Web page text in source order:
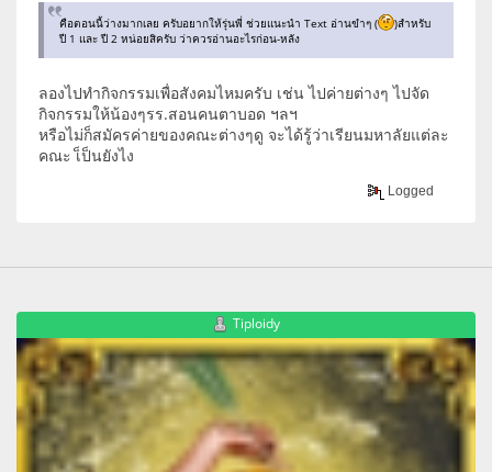
คือตอนนี้ว่างมากเลย ครับอยากให้รุ่นพี่ ช่วยแนะนำ Text อ่านขำๆ (
)สำหรับ
ปี 1 และ ปี 2 หน่อยสิครับ ว่าควรอ่านอะไรก่อน-หลัง
ลองไปทำกิจกรรมเพื่อสังคมไหมครับ เช่น ไปค่ายต่างๆ ไปจัด
กิจกรรมให้น้องๆรร.สอนคนตาบอด ฯลฯ
หรือไม่ก็สมัครค่ายของคณะต่างๆดู จะได้รู้ว่าเรียนมหาลัยแต่ละ
คณะ เ็ป็นยังไง
Logged
Tiploidy